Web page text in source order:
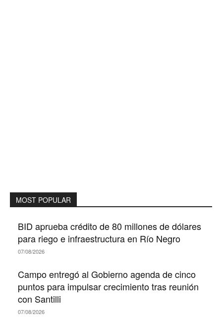
MOST POPULAR
BID aprueba crédito de 80 millones de dólares
para riego e infraestructura en Río Negro
07/08/2026
Campo entregó al Gobierno agenda de cinco
puntos para impulsar crecimiento tras reunión
con Santilli
07/08/2026